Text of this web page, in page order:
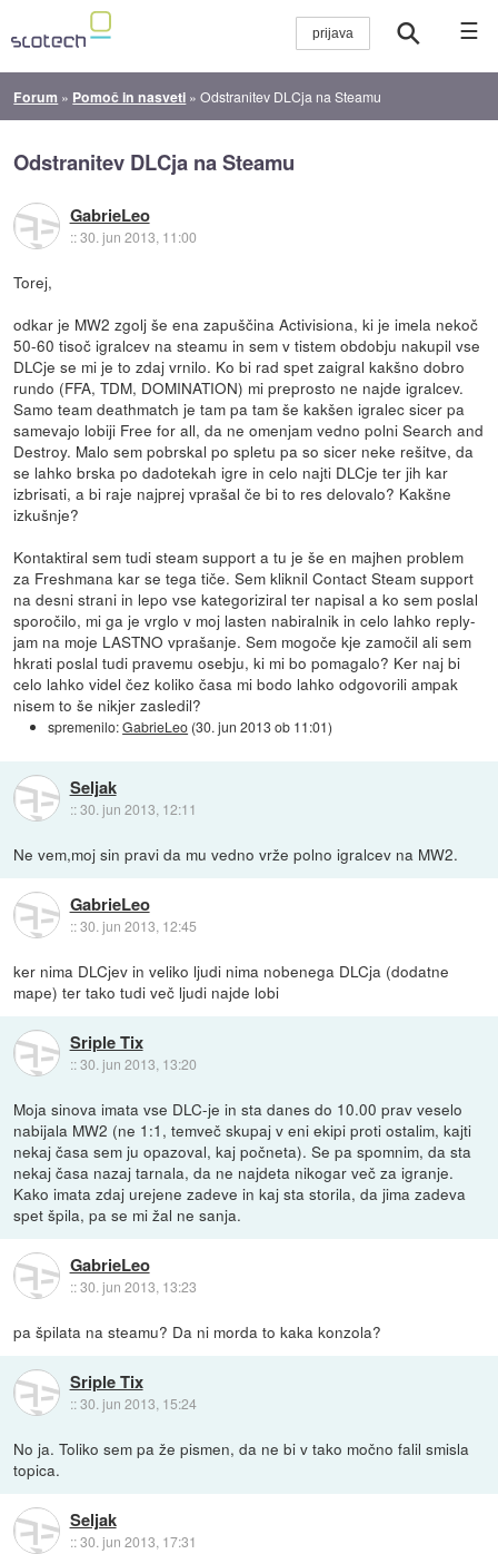
☰
Forum » Pomoč in nasveti »Odstranitev DLCja na Steamu
Odstranitev DLCja na Steamu
GabrieLeo
::30. jun 2013, 11:00
Torej,
odkar je MW2 zgolj še ena zapuščina Activisiona, ki je imela nekoč
50-60 tisoč igralcev na steamu in sem v tistem obdobju nakupil vse
DLCje se mi je to zdaj vrnilo. Ko bi rad spet zaigral kakšno dobro
rundo (FFA, TDM, DOMINATION) mi preprosto ne najde igralcev.
Samo team deathmatch je tam pa tam še kakšen igralec sicer pa
samevajo lobiji Free for all, da ne omenjam vedno polni Search and
Destroy. Malo sem pobrskal po spletu pa so sicer neke rešitve, da
se lahko brska po dadotekah igre in celo najti DLCje ter jih kar
izbrisati, a bi raje najprej vprašal če bi to res delovalo? Kakšne
izkušnje?
Kontaktiral sem tudi steam support a tu je še en majhen problem
za Freshmana kar se tega tiče. Sem kliknil Contact Steam support
na desni strani in lepo vse kategoriziral ter napisal a ko sem poslal
sporočilo, mi ga je vrglo v moj lasten nabiralnik in celo lahko reply-
jam na moje LASTNO vprašanje. Sem mogoče kje zamočil ali sem
hkrati poslal tudi pravemu osebju, ki mi bo pomagalo? Ker naj bi
celo lahko videl čez koliko časa mi bodo lahko odgovorili ampak
nisem to še nikjer zasledil?
spremenilo:GabrieLeo (30. jun 2013 ob 11:01)
Seljak
::30. jun 2013, 12:11
Ne vem,moj sin pravi da mu vedno vrže polno igralcev na MW2.
GabrieLeo
::30. jun 2013, 12:45
ker nima DLCjev in veliko ljudi nima nobenega DLCja (dodatne
mape) ter tako tudi več ljudi najde lobi
Sriple Tix
::30. jun 2013, 13:20
Moja sinova imata vse DLC-je in sta danes do 10.00 prav veselo
nabijala MW2 (ne 1:1, temveč skupaj v eni ekipi proti ostalim, kajti
nekaj časa sem ju opazoval, kaj počneta). Se pa spomnim, da sta
nekaj časa nazaj tarnala, da ne najdeta nikogar več za igranje.
Kako imata zdaj urejene zadeve in kaj sta storila, da jima zadeva
spet špila, pa se mi žal ne sanja.
GabrieLeo
::30. jun 2013, 13:23
pa špilata na steamu? Da ni morda to kaka konzola?
Sriple Tix
::30. jun 2013, 15:24
No ja. Toliko sem pa že pismen, da ne bi v tako močno falil smisla
topica.
Seljak
::30. jun 2013, 17:31